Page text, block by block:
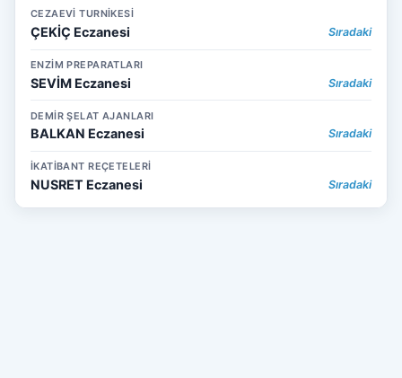
CEZAEVİ TURNİKESİ
ÇEKİÇ Eczanesi Sıradaki
ENZİM PREPARATLARI
SEVİM Eczanesi Sıradaki
DEMİR ŞELAT AJANLARI
BALKAN Eczanesi Sıradaki
İKATİBANT REÇETELERİ
NUSRET Eczanesi Sıradaki